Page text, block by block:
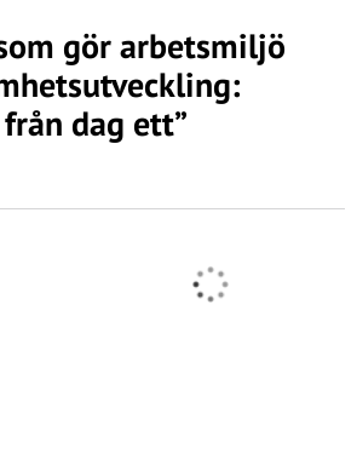
gör arbetsmiljö
dag ett”